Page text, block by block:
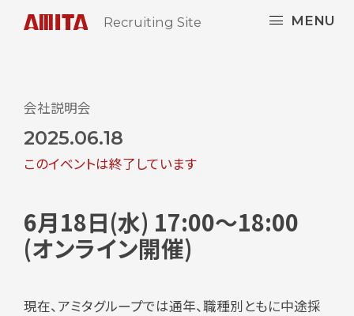
Recruiting Site MENU
会社説明会
6月18日(水) 17:00～18:00
(オンライン開催)
2025.06.18
このイベントは終了しています
現在、アミタグループでは通年、職種別ともに中途採